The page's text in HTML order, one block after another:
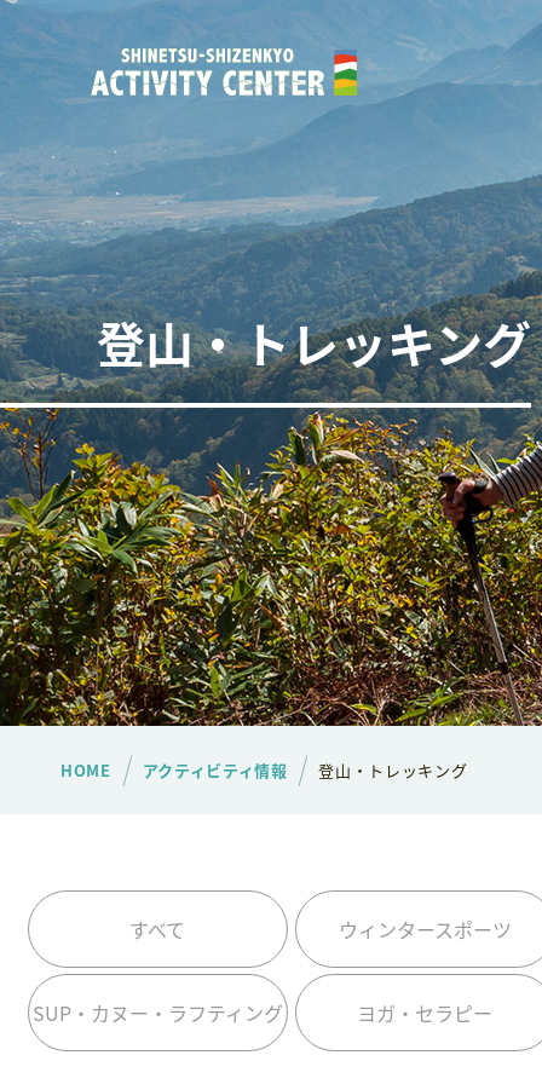
登山・トレッキング
HOME アクティビティ情報 登山・トレッキング
すべて ウィンタースポーツ
SUP・カヌー・ラフティング ヨガ・セラピー